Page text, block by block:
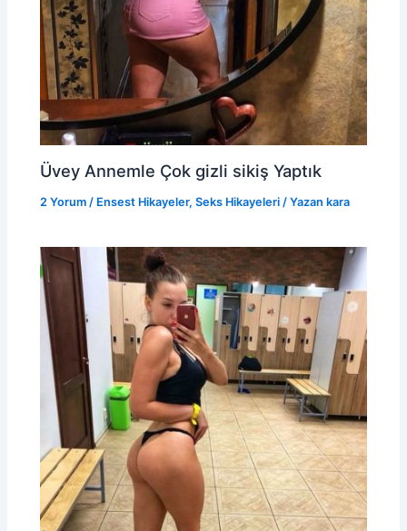
Üvey Annemle Çok gizli sikiş Yaptık
2 Yorum / Ensest Hikayeler,Seks Hikayeleri / Yazan kara